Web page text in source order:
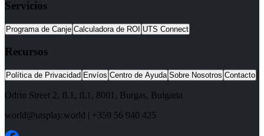
Servicios
Programa de Canje Calculadora de ROI UTS Connect
Recursos
Política de Privacidad Envíos Centro de Ayuda Sobre Nosotros Contacto
Odrin Street 2, fl.1 , fl.1, 8001 , Burgas, Bulgaria
world@utsplay.world | +359 56 940 425